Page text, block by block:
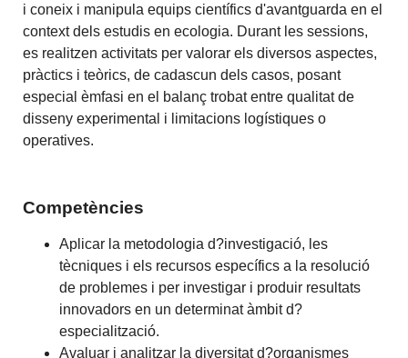
i coneix i manipula equips científics d'avantguarda en el
context dels estudis en ecologia. Durant les sessions,
es realitzen activitats per valorar els diversos aspectes,
pràctics i teòrics, de cadascun dels casos, posant
especial èmfasi en el balanç trobat entre qualitat de
disseny experimental i limitacions logístiques o
operatives.
Competències
Aplicar la metodologia d?investigació, les
tècniques i els recursos específics a la resolució
de problemes i per investigar i produir resultats
innovadors en un determinat àmbit d?
especialització.
Avaluar i analitzar la diversitat d?organismes